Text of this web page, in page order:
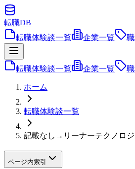
転職DB
転職体験談一覧
企業一覧
転職体験談一覧 企業一覧
ホーム
転職体験談一覧
記載なし→リーナーテクノロ
ページ内索引